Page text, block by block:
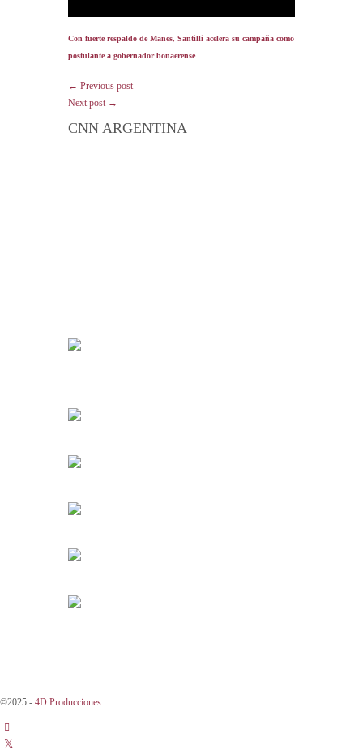
Con fuerte respaldo de Manes, Santilli acelera su campaña como
postulante a gobernador bonaerense
← Previous post
Next post →
CNN ARGENTINA
©2025 - 4D Producciones